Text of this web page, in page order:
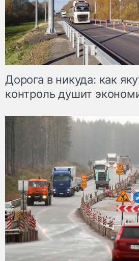
Дорога в никуда: как
контроль душит